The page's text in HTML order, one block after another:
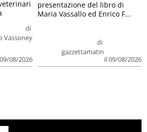
di
Vassoney
08/2026
di
gazzettamatin
il 09/08/2026
presentazione del libro di
Maria Vassallo ed Enrico F...